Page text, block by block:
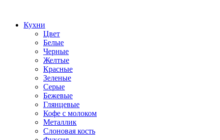
Кухни
Цвет
Белые
Черные
Желтые
Красные
Зеленые
Серые
Бежевые
Глянцевые
Кофе с молоком
Металлик
Слоновая кость